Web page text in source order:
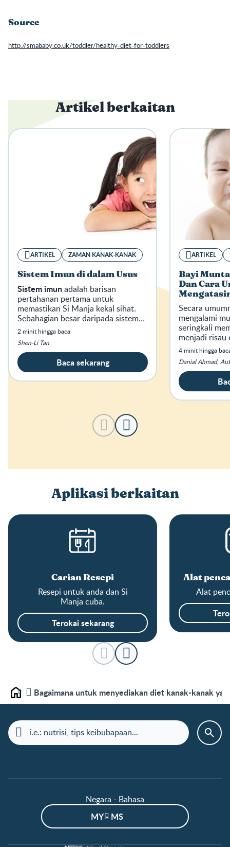
Source
http://smababy.co.uk/toddler/healthy-diet-for-toddlers
Artikel berkaitan
ARTIKEL ZAMAN KANAK-KANAK
Sistem Imun di dalam Usus
Sistem imunadalah barisan
pertahanan pertama untuk
memastikan Si Manja kekal sihat.
Sebahagian besar daripada sistem
tersebut terdapat di dalam ususnya.
Shen-Li Tan
2 minit hingga baca
Baca sekarang
ARTIKEL
Bayi
Dan Cara
Secara
mengalami
seringkali
menjadi risau
Terutamanya
pertama kali
mata.
Danial Ahmad,
4 minit hingga
Aplikasi berkaitan
Carian Resepi
Resepi untuk anda dan Si
Manja cuba.
Terokai sekarang
Alat
Alat
Laman depanBagaimana untuk menyediakan diet kanak-kanak
Negara - Bahasa
MY - MS